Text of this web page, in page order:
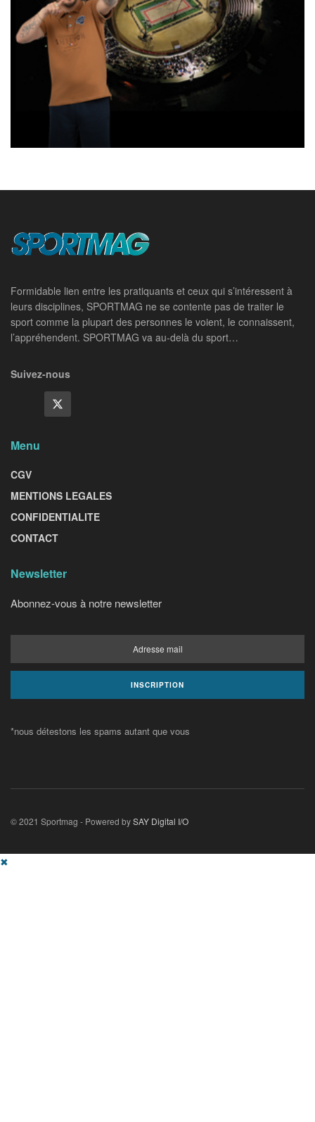
Formidable lien entre les pratiquants et ceux qui s’intéressent à
leurs disciplines, SPORTMAG ne se contente pas de traiter le
sport comme la plupart des personnes le voient, le connaissent,
l’appréhendent. SPORTMAG va au-delà du sport…
Suivez-nous
Menu
CGV
MENTIONS LEGALES
CONFIDENTIALITE
CONTACT
Newsletter
Abonnez-vous à notre newsletter
*nous détestons les spams autant que vous
© 2021 Sportmag - Powered bySAY Digital I/O
✖